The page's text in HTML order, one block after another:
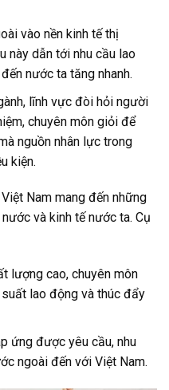
vào nền kinh tế thị
này dẫn tới nhu cầu lao
nước ta tăng nhanh.
lĩnh vực đòi hỏi người
chuyên môn giỏi để
nguồn nhân lực trong
kiện.
Nam mang đến những
và kinh tế nước ta. Cụ
lượng cao, chuyên môn
lao động và thúc đẩy
ứng được yêu cầu, nhu
ngoài đến với Việt Nam.